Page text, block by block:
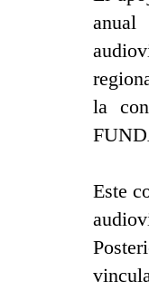
anual
la
Este